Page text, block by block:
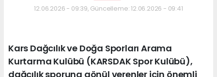
12.06.2026 - 09:39, Güncelleme: 12.06.2026 - 09:41
Kars Dağcılık ve Doğa Sporları Arama
Kurtarma Kulübü (KARSDAK Spor Kulübü),
dağcılık sporuna gönül verenler için önemli